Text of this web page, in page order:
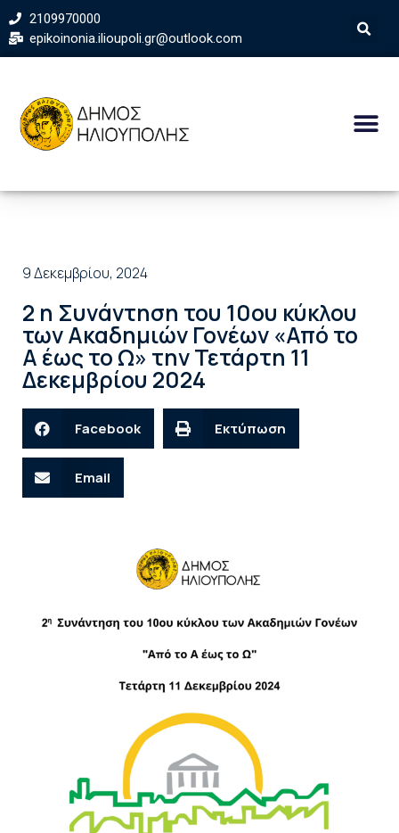
2109970000
epikoinonia.ilioupoli.gr@outlook.com
9 Δεκεμβρίου, 2024
2 η Συνάντηση του 10ου κύκλου
των Ακαδημιών Γονέων «Από το
Α έως το Ω» την Τετάρτη 11
Δεκεμβρίου 2024
Facebook Εκτύπωση
Email